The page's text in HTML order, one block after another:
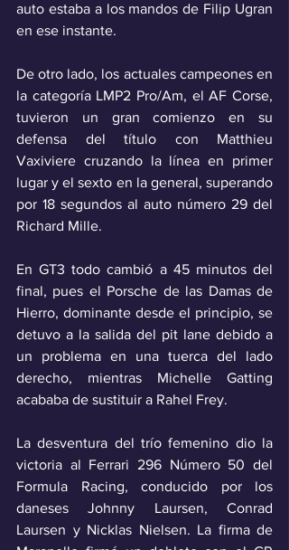
auto estaba a los mandos de Filip Ugran
en ese instante.
De otro lado, los actuales campeones en
la categoría LMP2 Pro/Am, el AF Corse,
tuvieron un gran comienzo en su
defensa del título con Matthieu
Vaxiviere cruzando la línea en primer
lugar y el sexto en la general, superando
por 18 segundos al auto número 29 del
Richard Mille.
En GT3 todo cambió a 45 minutos del
final, pues el Porsche de las Damas de
Hierro, dominante desde el principio, se
detuvo a la salida del pit lane debido a
un problema en una tuerca del lado
derecho, mientras Michelle Gatting
acababa de sustituir a Rahel Frey.
La desventura del trío femenino dio la
victoria al Ferrari 296 Número 50 del
Formula Racing, conducido por los
daneses Johnny Laursen, Conrad
Laursen y Nicklas Nielsen. La firma de